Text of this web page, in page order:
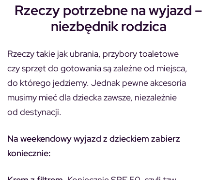
Rzeczy potrzebne na wyjazd –
niezbędnik rodzica
Rzeczy takie jak ubrania, przybory toaletowe
czy sprzęt do gotowania są zależne od miejsca,
do którego jedziemy. Jednak pewne akcesoria
musimy mieć dla dziecka zawsze, niezależnie
od destynacji.
Na weekendowy wyjazd z dzieckiem zabierz
koniecznie: